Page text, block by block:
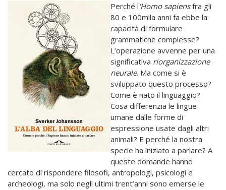
Perché l‘Homo sapiensfra gli
80 e 100mila anni fa ebbe la
capacità di formulare
grammatiche complesse?
L’operazione avvenne per una
significativa riorganizzazione
neurale. Ma come si è
sviluppato questo processo?
Come è nato il linguaggio?
Cosa differenzia le lingue
umane dalle forme di
espressione usate dagli altri
animali? E perché la nostra
specie ha iniziato a parlare? A
queste domande hanno
cercato di rispondere filosofi, antropologi, psicologi e
archeologi, ma solo negli ultimi trent’anni sono emerse le